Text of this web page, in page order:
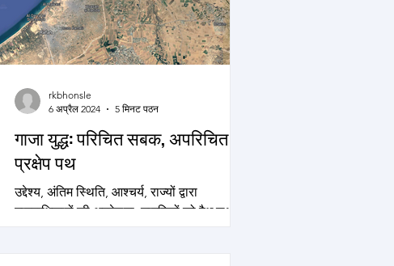
गाजा युद्ध: परिचित सबक, अपरिचित
प्रक्षेप पथ
उद्देश्य, अंतिम स्थिति, आश्चर्य, राज्यों द्वारा
मानवाधिकारों की अवहेलना, नागरिकों को वैध लक्ष्य
rkbhonsle
6 अप्रैल 2024
5 मिनट पठन